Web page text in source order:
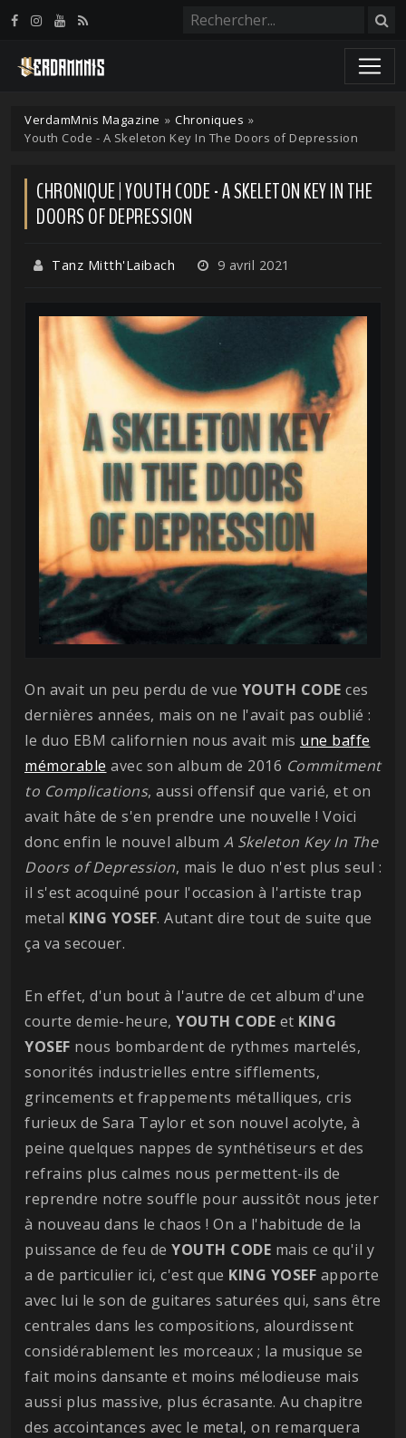
VerdamMnis Magazine » Chroniques »
Youth Code - A Skeleton Key In The Doors of Depression
CHRONIQUE | YOUTH CODE - A SKELETON KEY IN THE
DOORS OF DEPRESSION
Tanz Mitth'Laibach 9 avril 2021
On avait un peu perdu de vue YOUTH CODE ces
dernières années, mais on ne l'avait pas oublié :
le duo EBM californien nous avait mis une baffe
mémorable avec son album de 2016 Commitment
to Complications, aussi offensif que varié, et on
avait hâte de s'en prendre une nouvelle ! Voici
donc enfin le nouvel album A Skeleton Key In The
Doors of Depression, mais le duo n'est plus seul :
il s'est acoquiné pour l'occasion à l'artiste trap
metal KING YOSEF. Autant dire tout de suite que
ça va secouer.
En effet, d'un bout à l'autre de cet album d'une
courte demie-heure, YOUTH CODE et KING
YOSEF nous bombardent de rythmes martelés,
sonorités industrielles entre sifflements,
grincements et frappements métalliques, cris
furieux de Sara Taylor et son nouvel acolyte, à
peine quelques nappes de synthétiseurs et des
refrains plus calmes nous permettent-ils de
reprendre notre souffle pour aussitôt nous jeter
à nouveau dans le chaos ! On a l'habitude de la
puissance de feu de YOUTH CODE mais ce qu'il y
a de particulier ici, c'est que KING YOSEF apporte
avec lui le son de guitares saturées qui, sans être
centrales dans les compositions, alourdissent
considérablement les morceaux ; la musique se
fait moins dansante et moins mélodieuse mais
aussi plus massive, plus écrasante. Au chapitre
des accointances avec le metal, on remarquera
Panneau de gestion des cookies